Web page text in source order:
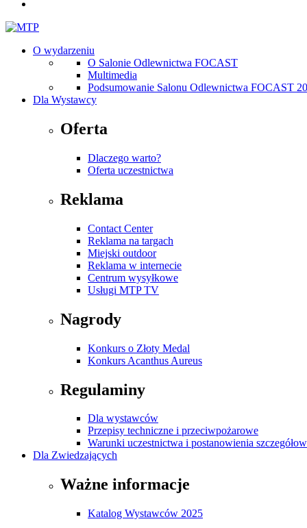
O wydarzeniu
O Salonie Odlewnictwa FOCAST
Multimedia
Podsumowanie Salonu Odlewnictwa FOCAST
Dla Wystawcy
Oferta
Dlaczego warto?
Oferta uczestnictwa
Reklama
Contact Center
Reklama na targach
Miejski outdoor
Reklama w internecie
Centrum wysyłkowe
Usługi MTP TV
Nagrody
Konkurs o Złoty Medal
Konkurs Acanthus Aureus
Regulaminy
Dla wystawców
Przepisy techniczne i przeciwpożarowe
Warunki uczestnictwa i postanowienia
Dla Zwiedzających
Ważne informacje
Katalog Wystawców 2025